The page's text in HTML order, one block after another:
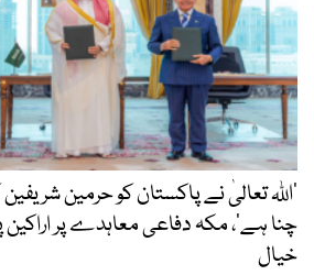
’اللہ تعالیٰ نے پاکستان کو حرمین
چنا ہے‘، مکہ دفاعی معاہدے پر اراکین
خیال